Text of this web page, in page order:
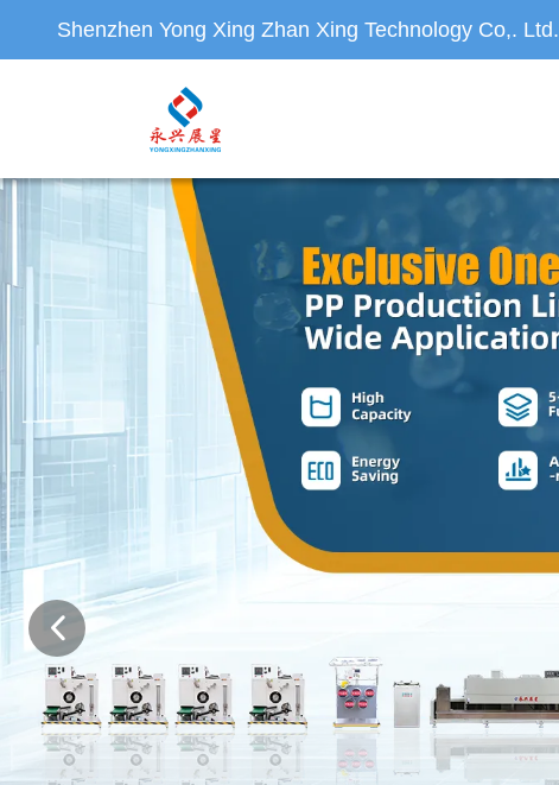
Shenzhen Yong Xing Zhan Xing Technology Co,. Ltd.